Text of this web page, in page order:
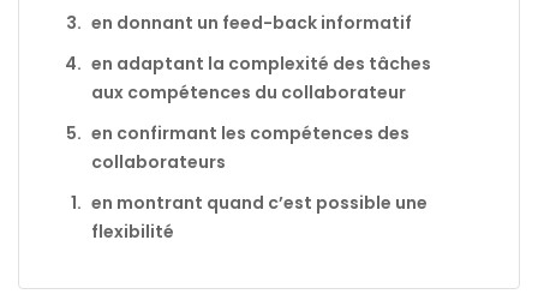
en donnant un feed-back informatif
en adaptant la complexité des tâches
aux compétences du collaborateur
en confirmant les compétences des
collaborateurs
en montrant quand c’est possible une
flexibilité